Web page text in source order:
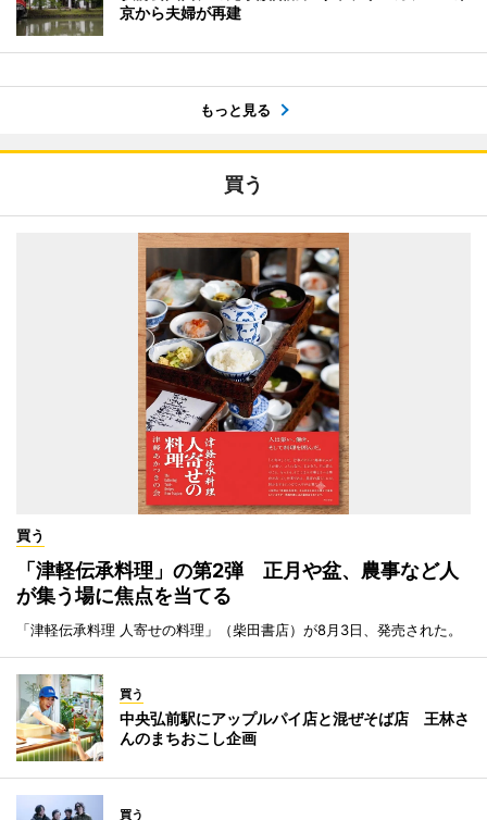
京から夫婦が再建
もっと見る
買う
買う
「津軽伝承料理」の第2弾 正月や盆、農事など人
が集う場に焦点を当てる
「津軽伝承料理 人寄せの料理」（柴田書店）が8月3日、発売された。
買う
中央弘前駅にアップルパイ店と混ぜそば店 王林さ
んのまちおこし企画
買う